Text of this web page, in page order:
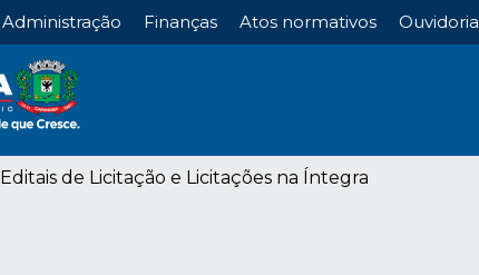
Administração Finanças Atos normativos Ouvidoria
Editais de Licitação e Licitações na Íntegra